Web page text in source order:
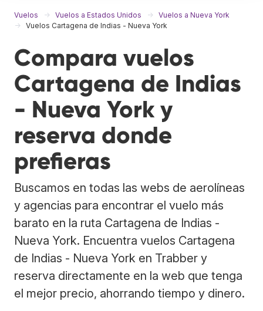
Vuelos Vuelos a Estados Unidos
Vuelos a Nueva York
Vuelos Cartagena de Indias - Nueva York
Compara vuelos
Cartagena de Indias
- Nueva York y
reserva donde
prefieras
Buscamos en todas las webs de aerolíneas
y agencias para encontrar el vuelo más
barato en la ruta Cartagena de Indias -
Nueva York. Encuentra vuelos Cartagena
de Indias - Nueva York en Trabber y
reserva directamente en la web que tenga
el mejor precio, ahorrando tiempo y dinero.